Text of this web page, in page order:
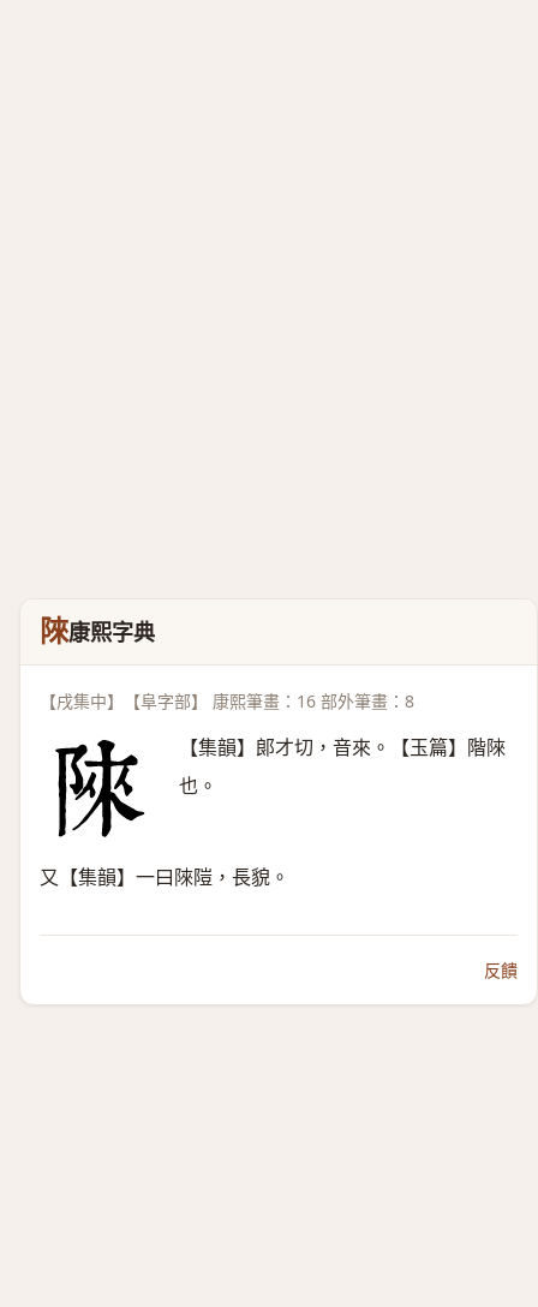
䧒康熙字典
【戌集中】【阜字部】 康熙筆畫：16 部外筆畫：8
【集韻】郞才切，音來。【玉篇】階䧒
也。
又【集韻】一曰䧒隑，長貌。
反饋